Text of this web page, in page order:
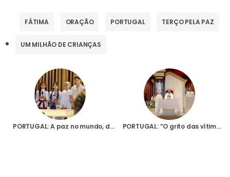
FÁTIMA ORAÇÃO PORTUGAL TERÇO PELA PAZ
UM MILHÃO DE CRIANÇAS
PORTUGAL: A paz no mundo, da Ucrânia à Terra Santa, passa pela Capelinha das Aparições PORTUGAL: “O grito das vítimas” ecoou ontem em todo o mundo no Terço das crianças, diz Cardeal Marto